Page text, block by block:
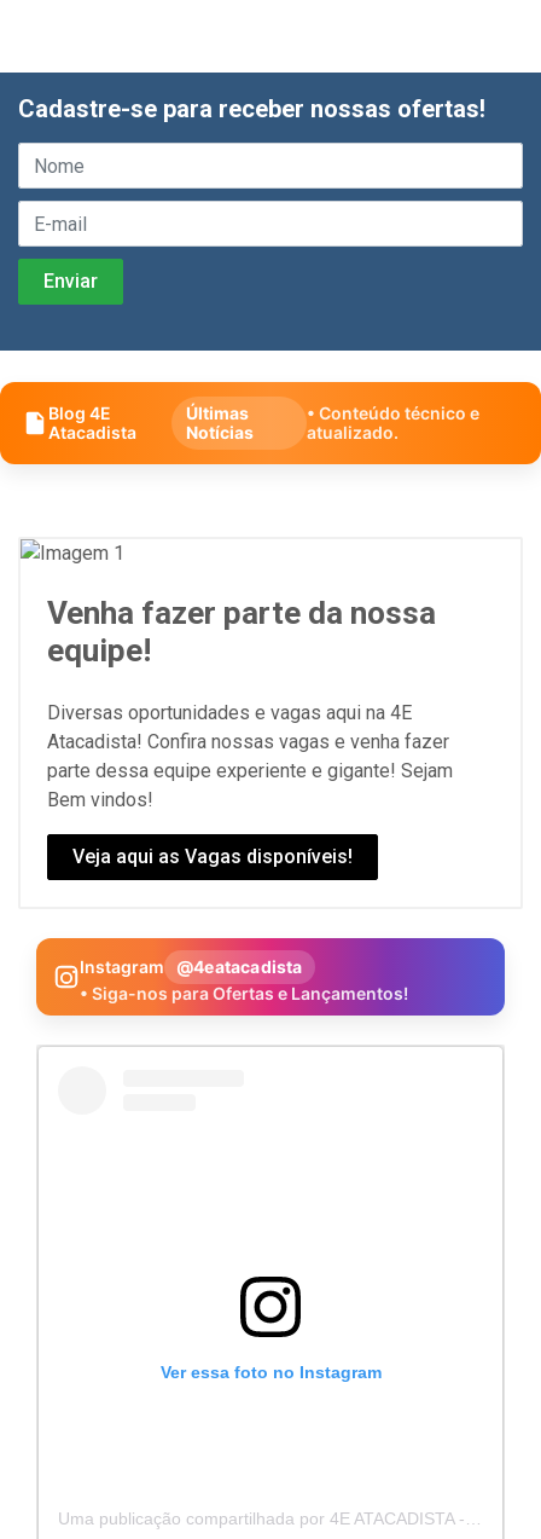
Cadastre-se para receber nossas ofertas!
Blog 4E
Atacadista
Últimas
Notícias
• Conteúdo técnico e
atualizado.
Venha fazer parte da nossa
equipe!
Diversas oportunidades e vagas aqui na 4E
Atacadista! Confira nossas vagas e venha fazer
parte dessa equipe experiente e gigante! Sejam
Bem vindos!
Veja aqui as Vagas disponíveis!
Instagram
@4eatacadista
• Siga-nos para Ofertas e Lançamentos!
Ver essa foto no Instagram